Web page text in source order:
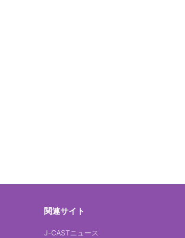
関連サイト
J-CASTニュース